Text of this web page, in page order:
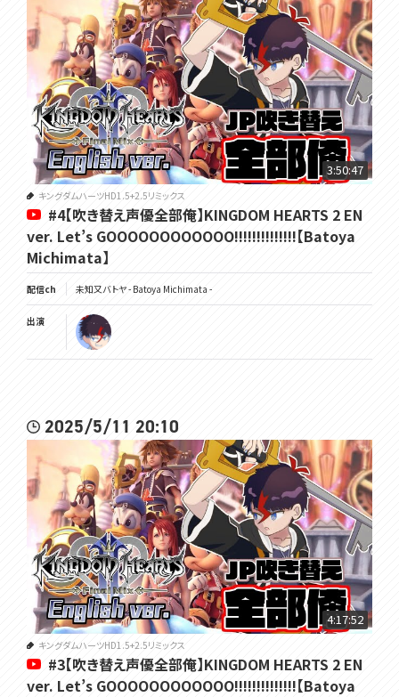
3:50:47
キングダムハーツHD1.5+2.5リミックス
#4【吹き替え声優全部俺】KINGDOM HEARTS 2 EN
ver. Let’s GOOOOOOOOOOOO!!!!!!!!!!!!!!【Batoya
Michimata】
配信ch 未知又バトヤ - Batoya Michimata -
出演
2025/5/11 20:10
4:17:52
キングダムハーツHD1.5+2.5リミックス
#3【吹き替え声優全部俺】KINGDOM HEARTS 2 EN
ver. Let’s GOOOOOOOOOOOO!!!!!!!!!!!!!!【Batoya